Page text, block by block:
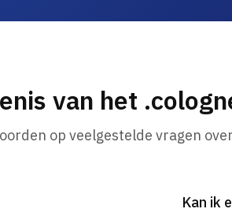
van het
op veelgestelde vragen
Kan ik